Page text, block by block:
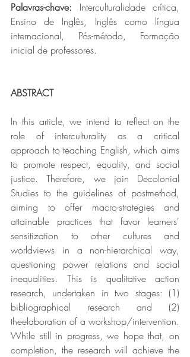
Palavras-chave: Interculturalidade crítica,
Ensino de Inglês, Inglês como língua
internacional, Pós-método, Formação
inicial de professores.
ABSTRACT
In this article, we intend to reflect on the
role of interculturality as a critical
approach to teaching English, which aims
to promote respect, equality, and social
justice. Therefore, we join Decolonial
Studies to the guidelines of postmethod,
aiming to offer macro-strategies and
attainable practices that favor learners'
sensitization to other cultures and
worldviews in a non-hierarchical way,
questioning power relations and social
inequalities. This is qualitative action
research, undertaken in two stages: (1)
bibliographical research and (2)
theelaboration of a workshop/intervention.
While still in progress, we hope that, on
completion, the research will achieve the